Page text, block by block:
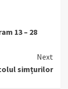
13 – 28
Next
simțurilor